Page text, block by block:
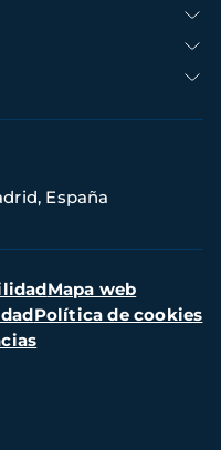
España
Mapa web
Política de cookies